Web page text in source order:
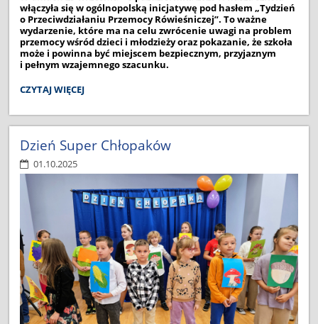
włączyła się w ogólnopolską inicjatywę pod hasłem „Tydzień
o Przeciwdziałaniu Przemocy Rówieśniczej”. To ważne
wydarzenie, które ma na celu zwrócenie uwagi na problem
przemocy wśród dzieci i młodzieży oraz pokazanie, że szkoła
może i powinna być miejscem bezpiecznym, przyjaznym
i pełnym wzajemnego szacunku.
PRZECIWDZIAŁAMY
RÓWIEŚNICZEJ:
CZYTAJ WIĘCEJ
Dzień Super Chłopaków
01.10.2025